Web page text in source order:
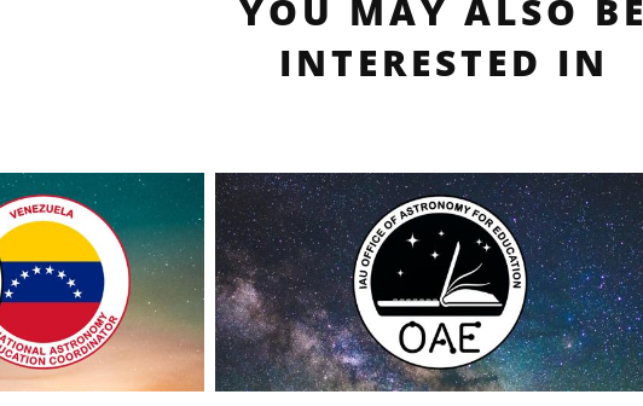
YOU MAY ALSO BE
INTERESTED IN